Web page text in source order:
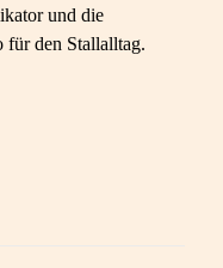
und die
für den Stallalltag.